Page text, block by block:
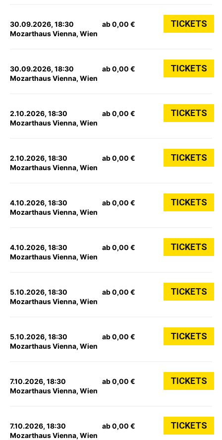
30.09.2026, 18:30
Mozarthaus Vienna, Wien
ab 0,00 € TICKETS
30.09.2026, 18:30
Mozarthaus Vienna, Wien
ab 0,00 € TICKETS
2.10.2026, 18:30
Mozarthaus Vienna, Wien
ab 0,00 € TICKETS
2.10.2026, 18:30
Mozarthaus Vienna, Wien
ab 0,00 € TICKETS
4.10.2026, 18:30
Mozarthaus Vienna, Wien
ab 0,00 € TICKETS
4.10.2026, 18:30
Mozarthaus Vienna, Wien
ab 0,00 € TICKETS
5.10.2026, 18:30
Mozarthaus Vienna, Wien
ab 0,00 € TICKETS
5.10.2026, 18:30
Mozarthaus Vienna, Wien
ab 0,00 € TICKETS
7.10.2026, 18:30
Mozarthaus Vienna, Wien
ab 0,00 € TICKETS
7.10.2026, 18:30
Mozarthaus Vienna, Wien
ab 0,00 € TICKETS